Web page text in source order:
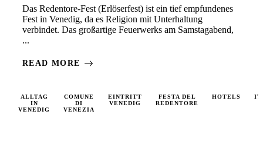
Das Redentore-Fest (Erlöserfest) ist ein tief empfundenes
Fest in Venedig, da es Religion mit Unterhaltung
verbindet. Das großartige Feuerwerks am Samstagabend,
...
READ MORE
ALLTAG
IN
VENEDIG
COMUNE
DI
VENEZIA
EINTRITT
VENEDIG
FESTA DEL
REDENTORE
HOTELS